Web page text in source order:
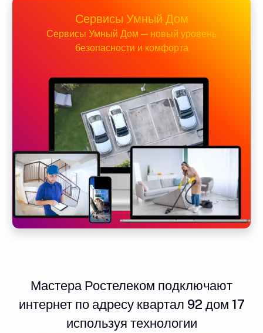
Сервисы Умный Дом
Сервисы Умный Дом — новый уровень
безопасности и комфорта
Мастера Ростелеком подключают
интернет по адресу квартал 92 дом 17
используя технологии